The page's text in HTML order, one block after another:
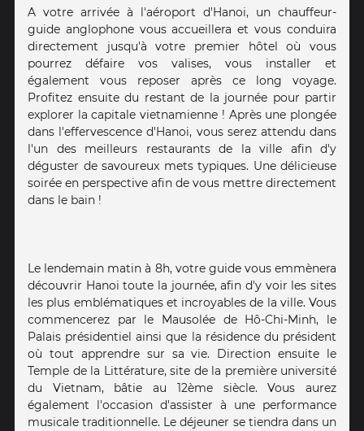
A votre arrivée à l'aéroport d'Hanoi, un chauffeur-
guide anglophone vous accueillera et vous conduira
directement jusqu'à votre premier hôtel où vous
pourrez défaire vos valises, vous installer et
également vous reposer après ce long voyage.
Profitez ensuite du restant de la journée pour partir
explorer la capitale vietnamienne ! Après une plongée
dans l'effervescence d'Hanoi, vous serez attendu dans
l'un des meilleurs restaurants de la ville afin d'y
déguster de savoureux mets typiques. Une délicieuse
soirée en perspective afin de vous mettre directement
dans le bain !
Le lendemain matin à 8h, votre guide vous emmènera
découvrir Hanoi toute la journée, afin d'y voir les sites
les plus emblématiques et incroyables de la ville. Vous
commencerez par le Mausolée de Hô-Chi-Minh, le
Palais présidentiel ainsi que la résidence du président
où tout apprendre sur sa vie. Direction ensuite le
Temple de la Littérature, site de la première université
du Vietnam, bâtie au 12ème siècle. Vous aurez
également l'occasion d'assister à une performance
musicale traditionnelle. Le déjeuner se tiendra dans un